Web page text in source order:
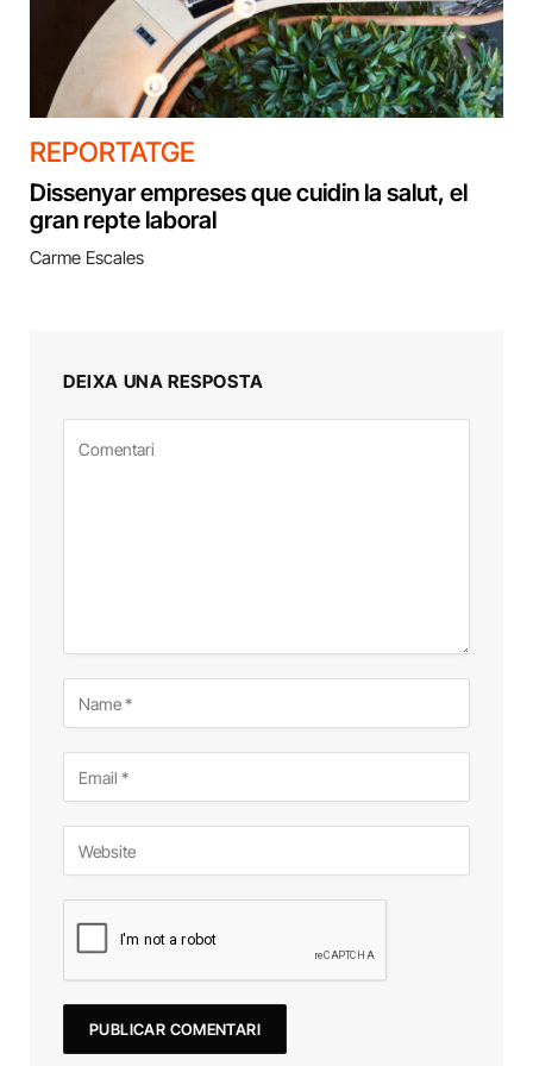
REPORTATGE
Dissenyar empreses que cuidin la salut, el
gran repte laboral
Carme Escales
DEIXA UNA RESPOSTA